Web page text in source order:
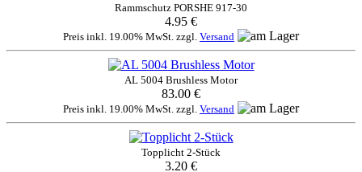
Rammschutz PORSHE 917-30
4.95 €
Preis inkl. 19.00% MwSt. zzgl. Versand
AL 5004 Brushless Motor
83.00 €
Preis inkl. 19.00% MwSt. zzgl. Versand
Topplicht 2-Stück
3.20 €